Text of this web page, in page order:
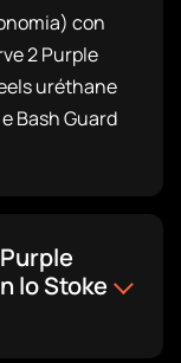
con
2 Purple
uréthane
Bash Guard
lo Stoke